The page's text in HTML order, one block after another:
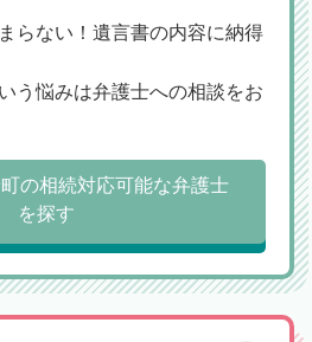
らない！遺言書の内容に納得
う悩みは弁護士への相談をお
の相続対応可能な弁護士
を探す